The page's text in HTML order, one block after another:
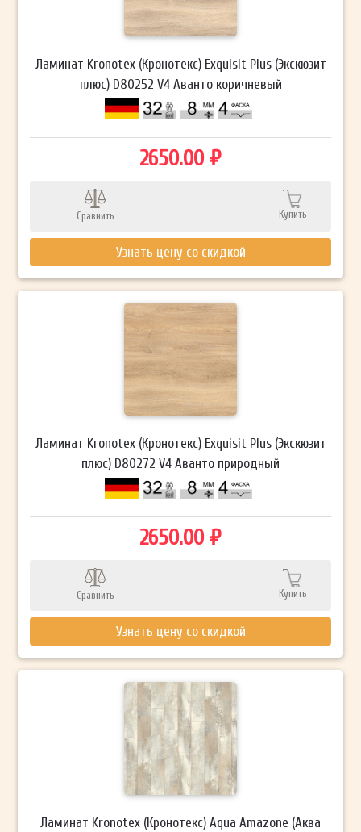
Ламинат Kronotex (Кронотекс) Exquisit Plus (Экскюзит
плюс) D80252 V4 Аванто коричневый
2650.00 ₽
Сравнить Купить
Узнать цену со скидкой
Ламинат Kronotex (Кронотекс) Exquisit Plus (Экскюзит
плюс) D80272 V4 Аванто природный
2650.00 ₽
Сравнить Купить
Узнать цену со скидкой
Ламинат Kronotex (Кронотекс) Aqua Amazone (Аква